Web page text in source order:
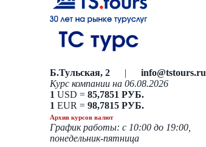
Б.Тульская, 2 | info@tstours.ru
Курс компании на 06.08.2026
1 USD = 85,7851 РУБ.
1 EUR = 98,7815 РУБ.
Архив курсов валют
График работы: с 10:00 до 19:00,
понедельник-пятница